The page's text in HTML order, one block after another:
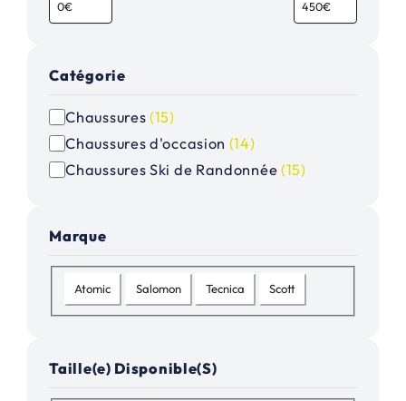
Catégorie
C
a
t
o
r
Chaussures(15)
Chaussures d'occasion (14)
Chaussures Ski de Randonnée (15)
Marque
M
a
u
Atomic Salomon Tecnica Scott
Taille(e) Disponible(S)